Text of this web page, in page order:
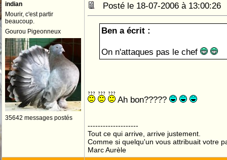
indian
Mourir, c'est partir
beaucoup.
Gourou Pigeonneux
35642 messages postés
Posté le 18-07-2006 à
Ben a écrit :
On n'attaques pas le chef
Ah bon?????
--------------------
Tout ce qui arrive, arrive justement.
Comme si quelqu'un vous attribuait votre
Marc Aurèle